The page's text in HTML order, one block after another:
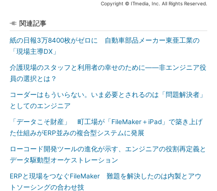
Copyright © ITmedia, Inc. All Rights Reserved.
関連記事
紙の日報3万8400枚がゼロに 自動車部品メーカー東亜工業の
「現場主導DX」
介護現場のスタッフと利用者の幸せのために――非エンジニア役
員の選択とは？
コーダーはもういらない。いま必要とされるのは「問題解決者」
としてのエンジニア
「データこそ財産」 町工場が「FileMaker＋iPad」で築き上げ
た仕組みがERP並みの複合型システムに発展
ローコード開発ツールの進化が示す、エンジニアの役割再定義と
データ駆動型オーケストレーション
ERPと現場をつなぐFileMaker 難題を解決したのは内製とアウ
トソーシングの合わせ技